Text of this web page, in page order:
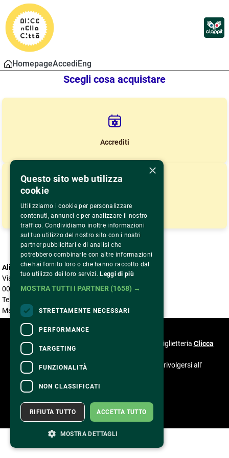
HomepageAccediEng
Scegli cosa acquistare
Accrediti
Lista Proiezioni
Alice nella città
Via Benaco, 5
00199 Roma
Tel. 06 85304966
Mail accreditationalicenellacitta@gmail.com
Per informazioni e supporto all'acquisto della biglietteria Clicca
Per informazioni sul programma e l'evento, rivolgersi all'
Dichiarazione di accessibilità
×
Questo sito web utilizza
cookie
Utilizziamo i cookie per personalizzare
contenuti, annunci e per analizzare il nostro
traffico. Condividiamo inoltre informazioni
sul tuo utilizzo del nostro sito con i nostri
partner pubblicitari e di analisi che
potrebbero combinarle con altre informazioni
che hai fornito loro o che hanno raccolto dal
tuo utilizzo dei loro servizi. Leggi di più
MOSTRA TUTTI I PARTNER (1658) →
STRETTAMENTE NECESSARI
PERFORMANCE
TARGETING
FUNZIONALITÀ
NON CLASSIFICATI
ACCETTA TUTTO
RIFIUTA TUTTO
MOSTRA DETTAGLI